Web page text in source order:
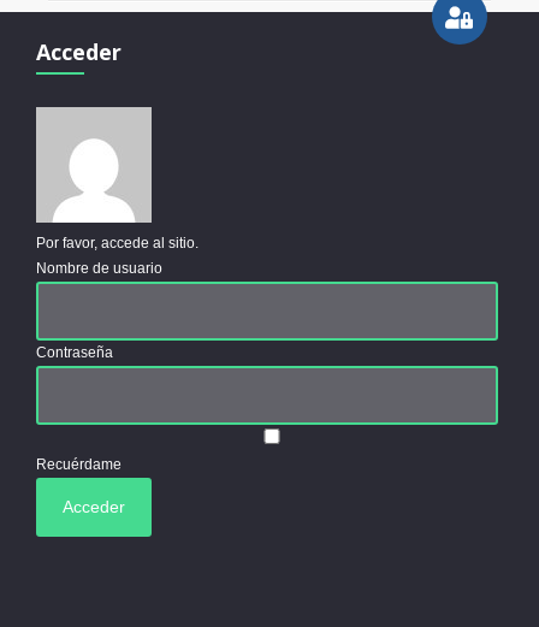
Acceder
Por favor, accede al sitio.
Nombre de usuario
Contraseña
Recuérdame